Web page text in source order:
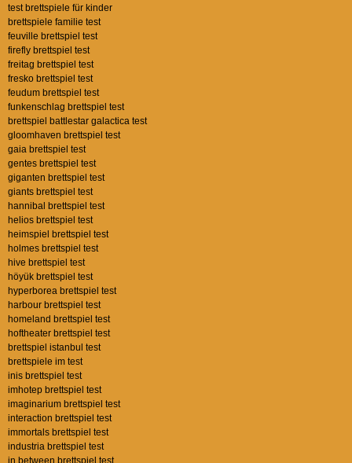
test brettspiele für kinder
brettspiele familie test
feuville brettspiel test
firefly brettspiel test
freitag brettspiel test
fresko brettspiel test
feudum brettspiel test
funkenschlag brettspiel test
brettspiel battlestar galactica test
gloomhaven brettspiel test
gaia brettspiel test
gentes brettspiel test
giganten brettspiel test
giants brettspiel test
hannibal brettspiel test
helios brettspiel test
heimspiel brettspiel test
holmes brettspiel test
hive brettspiel test
höyük brettspiel test
hyperborea brettspiel test
harbour brettspiel test
homeland brettspiel test
hoftheater brettspiel test
brettspiel istanbul test
brettspiele im test
inis brettspiel test
imhotep brettspiel test
imaginarium brettspiel test
interaction brettspiel test
immortals brettspiel test
industria brettspiel test
in between brettspiel test